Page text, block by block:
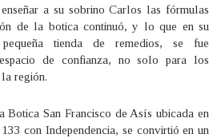
a su sobrino Carlos las fórmulas
de la botica continuó, y lo que en su
tienda de remedios, se fue
de confianza, no solo para los
región.
San Francisco de Asís ubicada en
con Independencia, se convirtió en un